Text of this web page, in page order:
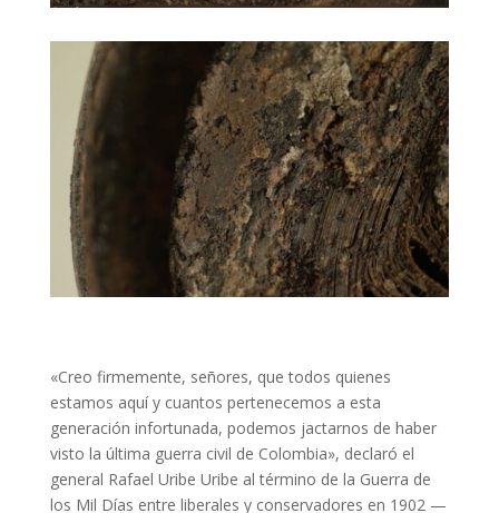
«Creo firmemente, señores, que todos quienes
estamos aquí y cuantos pertenecemos a esta
generación infortunada, podemos jactarnos de haber
visto la última guerra civil de Colombia», declaró el
general Rafael Uribe Uribe al término de la Guerra de
los Mil Días entre liberales y conservadores en 1902 —